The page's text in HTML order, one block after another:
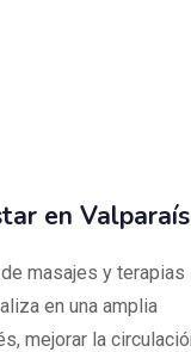
en
masajes y terapias
en una amplia
mejorar la